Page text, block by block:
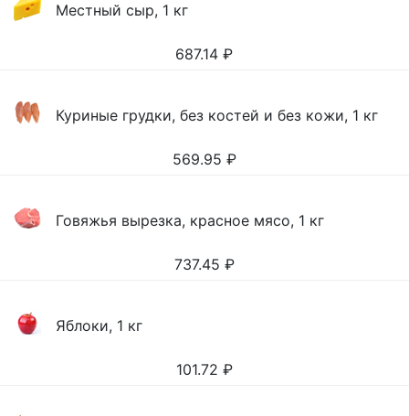
Местный сыр, 1 кг
687.14 ₽
Куриные грудки, без костей и без кожи, 1 кг
569.95 ₽
Говяжья вырезка, красное мясо, 1 кг
737.45 ₽
Яблоки, 1 кг
101.72 ₽